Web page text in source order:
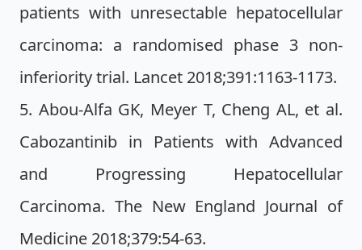
patients with unresectable hepatocellular
carcinoma: a randomised phase 3 non-
inferiority trial. Lancet 2018;391:1163-1173.
5. Abou-Alfa GK, Meyer T, Cheng AL, et al.
Cabozantinib in Patients with Advanced
and Progressing Hepatocellular
Carcinoma. The New England Journal of
Medicine 2018;379:54-63.